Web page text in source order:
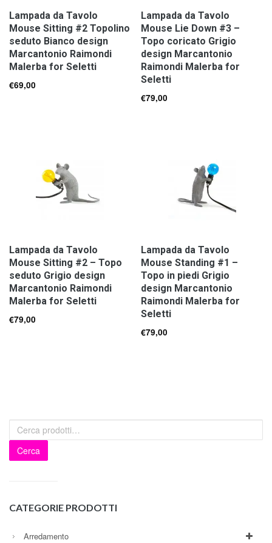
Lampada da Tavolo
Mouse Sitting #2 Topolino
seduto Bianco design
Marcantonio Raimondi
Malerba for Seletti
€69,00
Lampada da Tavolo
Mouse Lie Down #3 –
Topo coricato Grigio
design Marcantonio
Raimondi Malerba for
Seletti
€79,00
Lampada da Tavolo
Mouse Sitting #2 – Topo
seduto Grigio design
Marcantonio Raimondi
Malerba for Seletti
€79,00
Lampada da Tavolo
Mouse Standing #1 –
Topo in piedi Grigio
design Marcantonio
Raimondi Malerba for
Seletti
€79,00
Cerca
CATEGORIE PRODOTTI
Arredamento